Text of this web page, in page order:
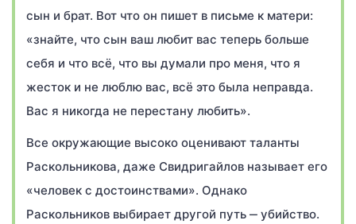
сын и брат. Вот что он пишет в письме к матери:
«знайте, что сын ваш любит вас теперь больше
себя и что всё, что вы думали про меня, что я
жесток и не люблю вас, всё это была неправда.
Вас я никогда не перестану любить».
Все окружающие высоко оценивают таланты
Раскольникова, даже Свидригайлов называет его
«человек с достоинствами». Однако
Раскольников выбирает другой путь ‒ убийство.